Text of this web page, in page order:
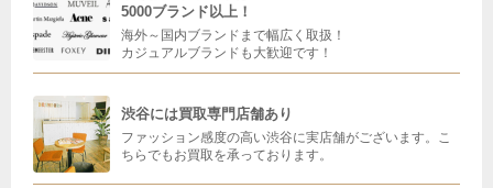
5000ブランド以上！
海外～国内ブランドまで幅広く取扱！
カジュアルブランドも大歓迎です！
渋谷には買取専門店舗あり
ファッション感度の高い渋谷に実店舗がございます。こ
ちらでもお買取を承っております。